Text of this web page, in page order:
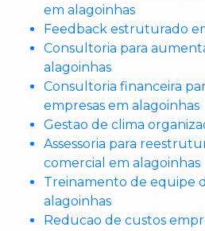
em alagoinhas
Feedback estruturado
Consultoria para
alagoinhas
Consultoria financeira
empresas em alagoinhas
Gestao de clima
Assessoria para
comercial em alagoinhas
Treinamento de equipe
alagoinhas
Reducao de custos